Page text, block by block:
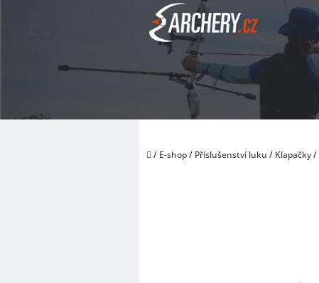
Domů
/ E-shop/ Příslušenství luku / Klapačky/